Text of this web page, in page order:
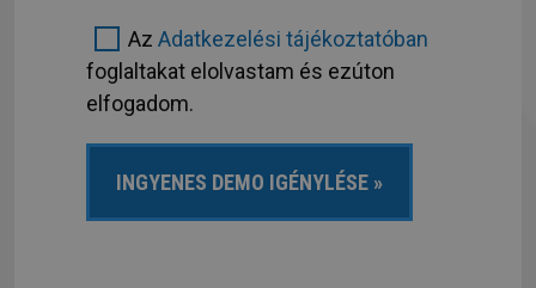
Az Adatkezelési tájékoztatóban
foglaltakat elolvastam és ezúton
elfogadom.